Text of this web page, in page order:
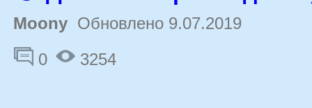
Moony Обновлено 9.07.2019
0
3254